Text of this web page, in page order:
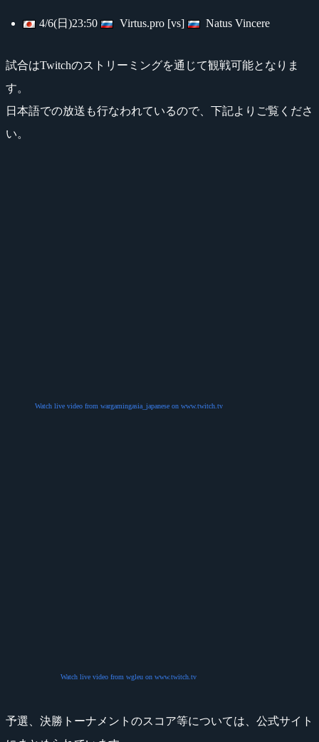
4/6(日)23:50 Virtus.pro [vs] Natus Vincere
試合はTwitchのストリーミングを通じて観戦可能となりま
す。
日本語での放送も行なわれているので、下記よりご覧くださ
い。
Watch live video from wargamingasia_japanese on www.twitch.tv
Watch live video from wgleu on www.twitch.tv
予選、決勝トーナメントのスコア等については、公式サイト